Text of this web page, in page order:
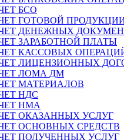
БСО
ГОТОВОЙ
ДЕНЕЖНЫХ
ЗАРАБОТНОЙ ПЛАТЫ
КАССОВЫХ
ЛИЦЕНЗИОННЫХ
ЛОМА ДМ
МАТЕРИАЛОВ
НДС
НМА
ОКАЗАННЫХ УСЛУГ
ОСНОВНЫХ СРЕДСТВ
ПОЛУЧЕННЫХ УСЛУГ